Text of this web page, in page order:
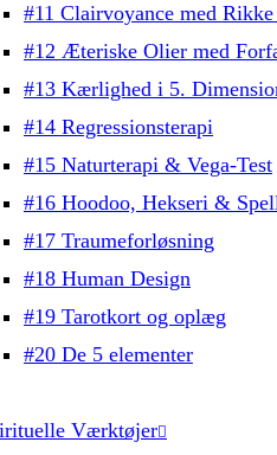
#11 Clairvoyance med Rikke
#12 Æteriske Olier med
#13 Kærlighed i 5.
#14 Regressionsterapi
#15 Naturterapi & Vega-Test
#16 Hoodoo, Hekseri &
#17 Traumeforløsning
#18 Human Design
#19 Tarotkort og oplæg
#20 De 5 elementer
Værktøjer